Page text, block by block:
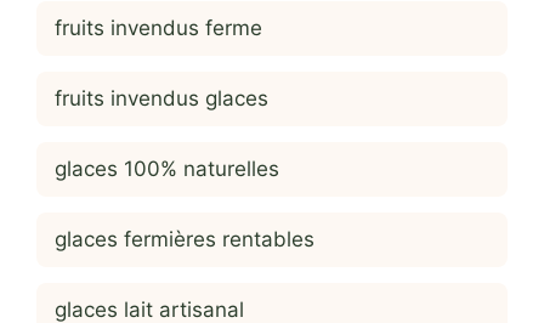
fruits invendus ferme
fruits invendus glaces
glaces 100% naturelles
glaces fermières rentables
glaces lait artisanal